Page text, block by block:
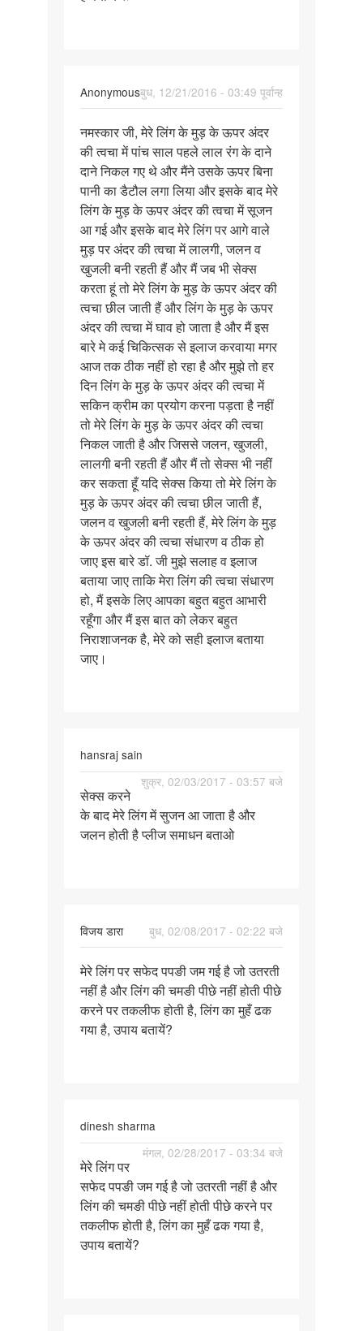
Anonymousबुध, 12/21/2016 - 03:49 पूर्वान्ह
नमस्कार
जी,
मेरे
लिंग
के
मुड़
नमस्कार जी, मेरे लिंग के मुड़ के ऊपर अंदर
की त्वचा में पांच साल पहले लाल रंग के दाने
दाने निकल गए थे और मैंने उसके ऊपर बिना
पानी का डैटौल लगा लिया और इसके बाद मेरे
लिंग के मुड़ के ऊपर अंदर की त्वचा में सूजन
आ गई और इसके बाद मेरे लिंग पर आगे वाले
मुड़ पर अंदर की त्वचा में लालगी, जलन व
खुजली बनी रहती हैं और मैं जब भी सेक्स
करता हूं तो मेरे लिंग के मुड़ के ऊपर अंदर की
त्वचा छील जाती हैं और लिंग के मुड़ के ऊपर
अंदर की त्वचा में घाव हो जाता है और मैं इस
बारे मे कई चिकित्सक से इलाज करवाया मगर
आज तक ठीक नहीं हो रहा है और मुझे तो हर
दिन लिंग के मुड़ के ऊपर अंदर की त्वचा में
सकिन क्रीम का प्रयोग करना पड़ता है नहीं
तो मेरे लिंग के मुड़ के ऊपर अंदर की त्वचा
निकल जाती है और जिससे जलन, खुजली,
लालगी बनी रहती हैं और मैं तो सेक्स भी नहीं
कर सकता हूँ यदि सेक्स किया तो मेरे लिंग के
मुड़ के ऊपर अंदर की त्वचा छील जाती हैं,
जलन व खुजली बनी रहती हैं, मेरे लिंग के मुड़
के ऊपर अंदर की त्वचा संधारण व ठीक हो
जाए इस बारे डॉ. जी मुझे सलाह व इलाज
बताया जाए ताकि मेरा लिंग की त्वचा संधारण
हो, मैं इसके लिए आपका बहुत बहुत आभारी
रहूँगा और मैं इस बात को लेकर बहुत
निराशाजनक है, मेरे को सही इलाज बताया
जाए।
hansraj sain
शुक्र, 02/03/2017 - 03:57 बजे
सेक्स
करने
के
सेक्स करने
के बाद मेरे लिंग में सुजन आ जाता है और
जलन होती है प्लीज समाधन बताओ
विजय डारा
बुध, 02/08/2017 - 02:22 बजे
मेरे
लिंग
पर
सफेद
मेरे लिंग पर सफेद पपङी जम गई है जो उतरती
नहीं है और लिंग की चमङी पीछे नहीं होती पीछे
करने पर तकलीफ होती है, लिंग का मुहँ ढक
गया है, उपाय बतायें?
dinesh sharma
मंगल, 02/28/2017 - 03:34 बजे
मेरे
लिंग
पर
सफेद
पपङी
मेरे लिंग पर
सफेद पपङी जम गई है जो उतरती नहीं है और
लिंग की चमङी पीछे नहीं होती पीछे करने पर
तकलीफ होती है, लिंग का मुहँ ढक गया है,
उपाय बतायें?